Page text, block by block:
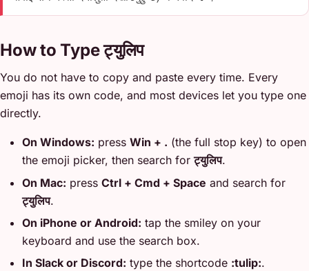
How to Type ट्युलिप
You do not have to copy and paste every time. Every
emoji has its own code, and most devices let you type one
directly.
On Windows: press Win + . (the full stop key) to open
the emoji picker, then search forट्युलिप.
On Mac: press Ctrl + Cmd + Space and search for
ट्युलिप.
On iPhone or Android: tap the smiley on your
keyboard and use the search box.
In Slack or Discord: type the shortcode :tulip:.